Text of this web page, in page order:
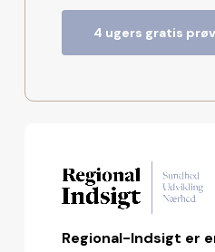
4 ugers gratis
Regional-Indsigt er